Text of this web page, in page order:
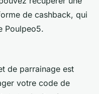
de cashback, qui
Poulpeo5.
de parrainage est
votre code de